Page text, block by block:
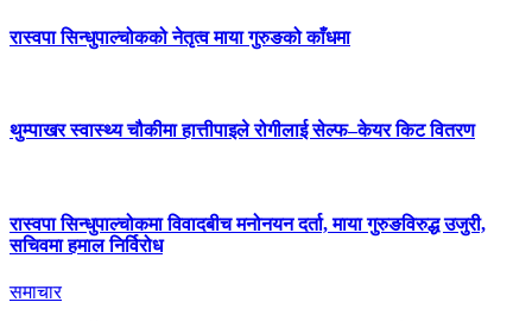
रास्वपा सिन्धुपाल्चोकको नेतृत्व माया गुरुङको काँधमा
थुम्पाखर स्वास्थ्य चौकीमा हात्तीपाइले रोगीलाई सेल्फ–केयर किट वितरण
रास्वपा सिन्धुपाल्चोकमा विवादबीच मनोनयन दर्ता, माया गुरुङविरुद्ध उजुरी,
सचिवमा हमाल निर्विरोध
समाचार